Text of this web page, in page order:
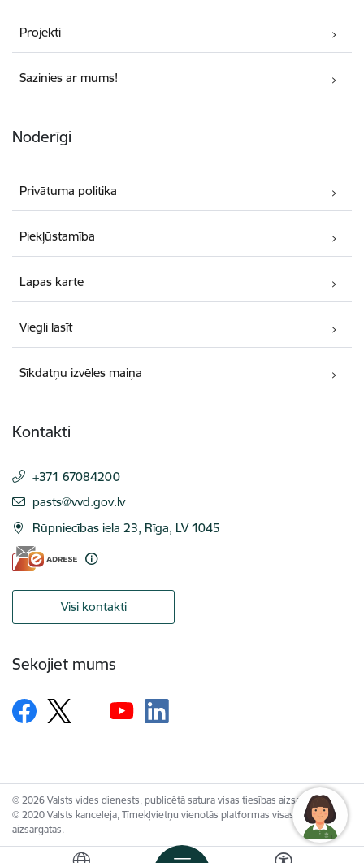
Projekti
Sazinies ar mums!
Noderīgi
Privātuma politika
Piekļūstamība
Lapas karte
Viegli lasīt
Sīkdatņu izvēles maiņa
Kontakti
+371 67084200
E-pasts:
pasts@vvd.gov.lv
Rūpniecības iela 23, Rīga, LV 1045
Visi kontakti
Sekojiet mums
© 2026 Valsts vides dienests, publicētā satura visas tiesības aizsargātas.
© 2020 Valsts kanceleja, Tīmekļvietņu vienotās platformas visas tiesības
aizsargātas.